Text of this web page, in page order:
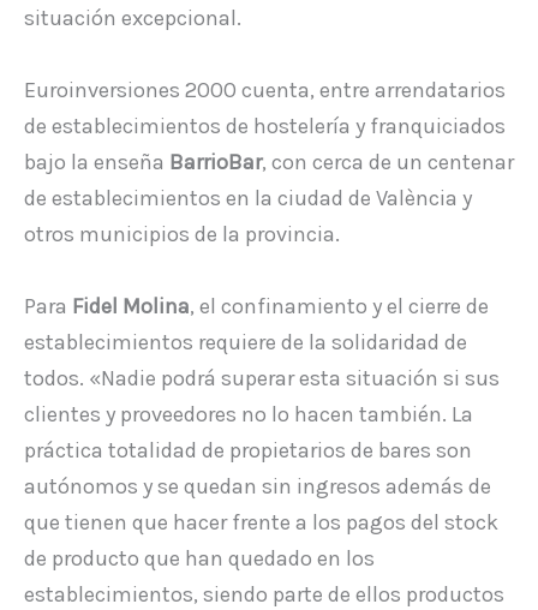
situación excepcional.
Euroinversiones 2000 cuenta, entre arrendatarios
de establecimientos de hostelería y franquiciados
bajo la enseña BarrioBar, con cerca de un centenar
de establecimientos en la ciudad de València y
otros municipios de la provincia.
Para Fidel Molina, el confinamiento y el cierre de
establecimientos requiere de la solidaridad de
todos. «Nadie podrá superar esta situación si sus
clientes y proveedores no lo hacen también. La
práctica totalidad de propietarios de bares son
autónomos y se quedan sin ingresos además de
que tienen que hacer frente a los pagos del stock
de producto que han quedado en los
establecimientos, siendo parte de ellos productos